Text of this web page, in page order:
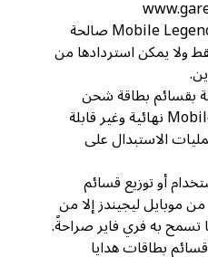
قسائم بطاقات هدايا Mobile Legends صالحة
يمكن استردادها من
بطاقة شحن
Mobile Legends Diamond نهائية وغير قابلة
الاستبدال على
توزيع قسائم
ليجيندز إلا من
به فري فاير صراحةً.
بطاقات هدايا